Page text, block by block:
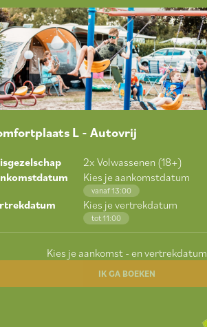
L - Autovrij
2x Volwassenen (18+)
Kies je aankomstdatum
vanaf 13:00
Kies je vertrekdatum
tot 11:00
Kies je aankomst - en vertrekdatum
IK GA BOEKEN